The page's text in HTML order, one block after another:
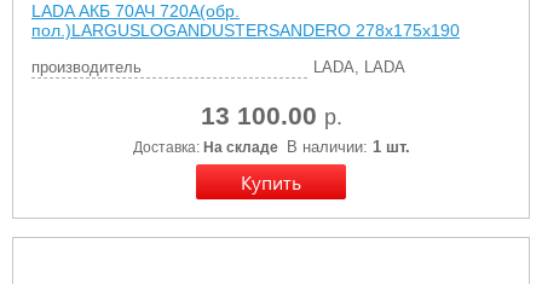
LADA АКБ 70АЧ 720А(обр.
пол.)LARGUSLOGANDUSTERSANDERO 278x175x190
производитель LADA, LADA
13 100.00 р.
Доставка: На складе В наличии: 1 шт.